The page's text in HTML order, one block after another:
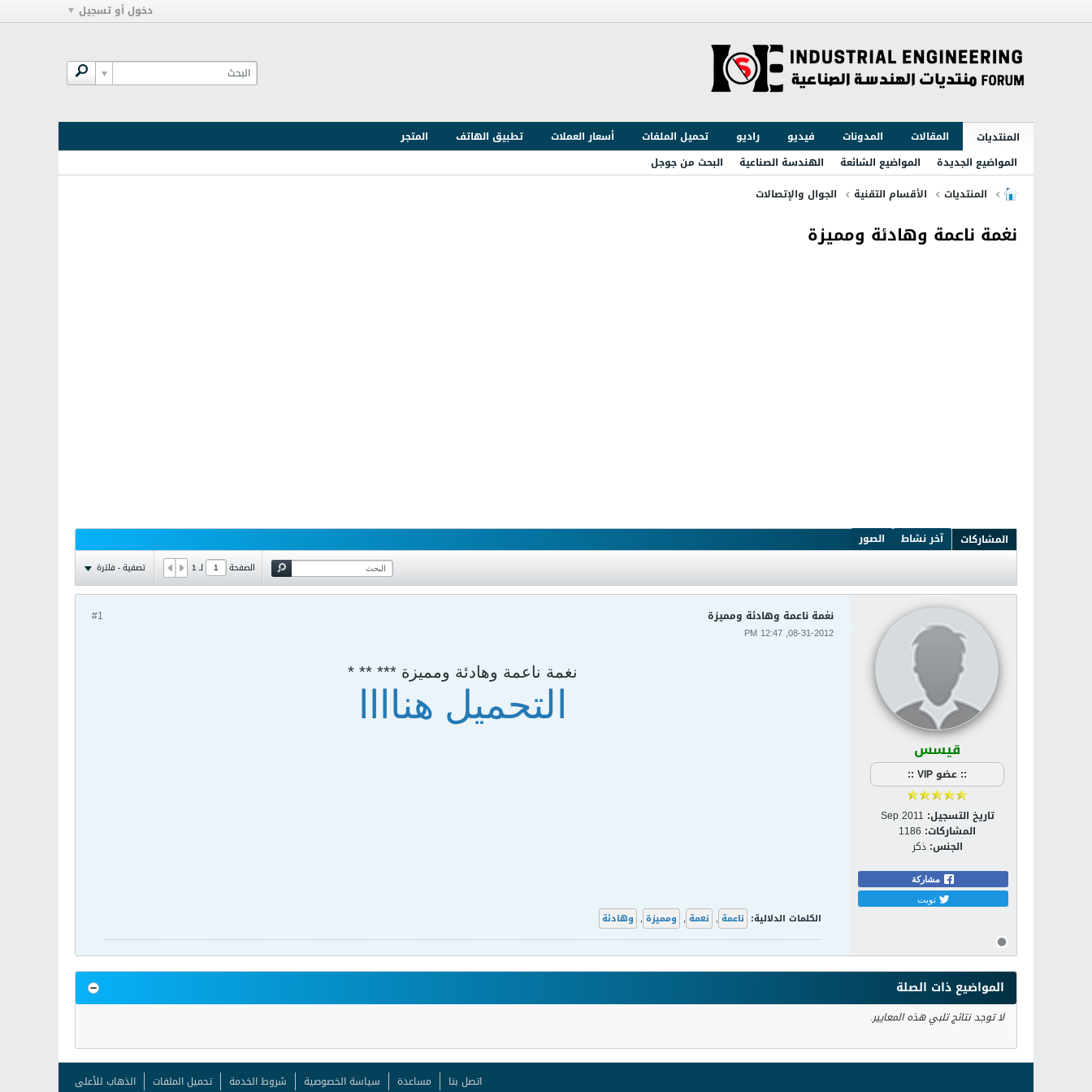
دخول أو تسجيل
المنتديات المقالات المدونات فيديو راديو تحميل الملفات أسعار العملات تطبيق الهاتف
المتجر
المواضيع الجديدة
المواضيع الشائعة الهندسة الصناعية
البحث من جوجل
المنتديات
الأقسام التقنية الجوال والإتصالات
نغمة ناعمة وهادئة ومميزة
المشاركات آخر نشاط الصور
الصفحة لـ1 تصفية - فلترة
قيسس
:: عضو VIP ::
تاريخ التسجيل: Sep 2011
المشاركات: 1186
الجنس: ذكر
مشاركة
تويت
#1 نغمة ناعمة وهادئة ومميزة
08-31-2012, 12:47 PM
نغمة ناعمة وهادئة ومميزة *** ** *
التحميل هناااا
الكلمات الدلالية: ناعمة , نعمة , ومميزة , وهادئة
المواضيع ذات الصلة
لا توجد نتائج تلبي هذه المعايير.
اتصل بنا مساعدة سياسة الخصوصية شروط الخدمة تحميل الملفات الذهاب للأعلى